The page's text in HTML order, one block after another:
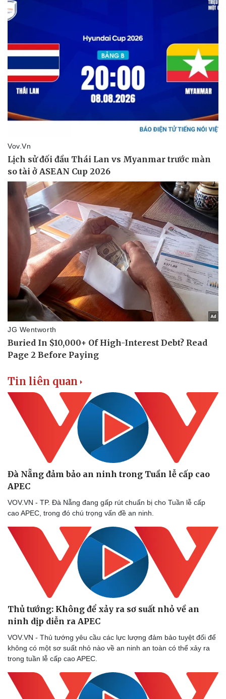
Sức khỏe
Dinh dưỡng - món ngon
Cây thuốc
Sản phụ khoa
Nhi khoa
Nam khoa
Làm đẹp - giảm cân
Phòng mạch online
Ăn sạch sống khỏe
Đời sống
Nhà đẹp
Tình yêu - Gia đình
Tin liên quan
Đà Nẵng đảm bảo an ninh trong Tuần lễ cấp cao
APEC
VOV.VN - TP. Đà Nẵng đang gấp rút chuẩn bị cho Tuần lễ cấp
cao APEC, trong đó chú trọng vấn đề an ninh.
Thủ tướng: Không để xảy ra sơ suất nhỏ về an
ninh dịp diễn ra APEC
VOV.VN - Thủ tướng yêu cầu các lực lượng đảm bảo tuyệt đối để
không có một sơ suất nhỏ nào về an ninh an toàn có thể xảy ra
trong tuần lễ cấp cao APEC.